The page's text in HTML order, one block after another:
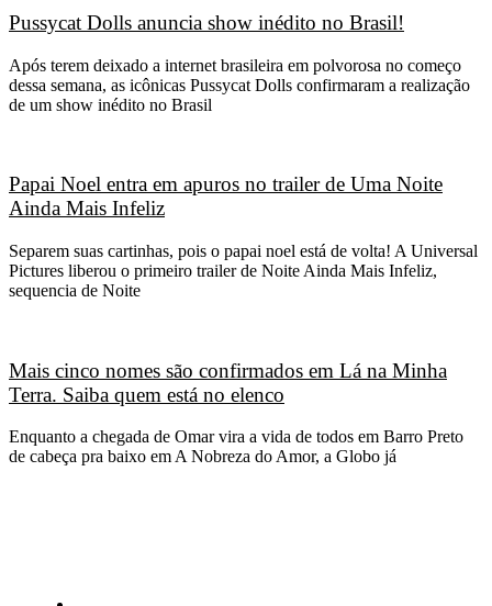
Pussycat Dolls anuncia show inédito no Brasil!
Após terem deixado a internet brasileira em polvorosa no começo
dessa semana, as icônicas Pussycat Dolls confirmaram a realização
de um show inédito no Brasil
Papai Noel entra em apuros no trailer de Uma Noite
Ainda Mais Infeliz
Separem suas cartinhas, pois o papai noel está de volta! A Universal
Pictures liberou o primeiro trailer de Noite Ainda Mais Infeliz,
sequencia de Noite
Mais cinco nomes são confirmados em Lá na Minha
Terra. Saiba quem está no elenco
Enquanto a chegada de Omar vira a vida de todos em Barro Preto
de cabeça pra baixo em A Nobreza do Amor, a Globo já